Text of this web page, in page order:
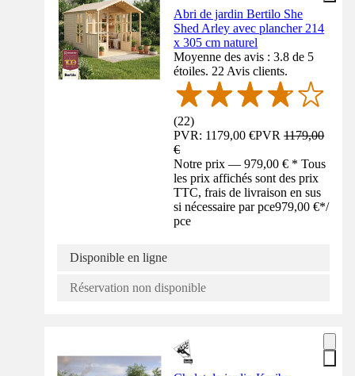
Abri de jardin Bertilo She
Shed Arley avec plancher 214
x 305 cm naturel
Moyenne des avis : 3.8 de 5
étoiles. 22 Avis clients.
(22)
PVR: 1179,00 €PVR1179,00
€
Notre prix — 979,00 € * Tous
les prix affichés sont des prix
TTC, frais de livraison en sus
si nécessaire par pce979,00 €*/
pce
Disponible en ligne
Réservation non disponible